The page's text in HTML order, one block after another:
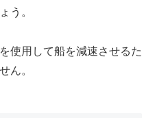
う。
使用して船を減速させるた
ん。